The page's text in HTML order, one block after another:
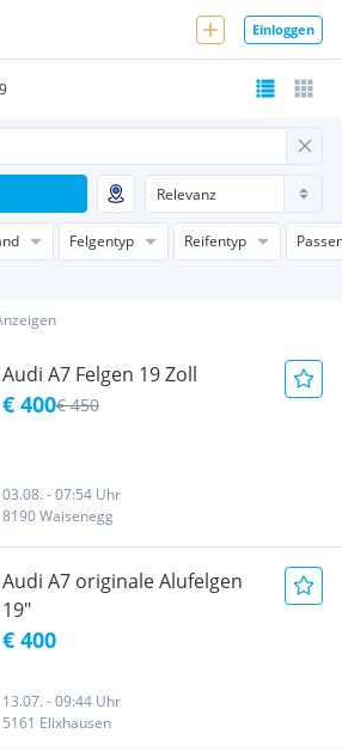
Einloggen
Felgentyp Reifentyp
Audi A7 Felgen 19 Zoll
€ 400€ 450
03.08. - 07:54 Uhr
8190 Waisenegg
Audi A7 originale Alufelgen
19"
€ 400
13.07. - 09:44 Uhr
5161 Elixhausen